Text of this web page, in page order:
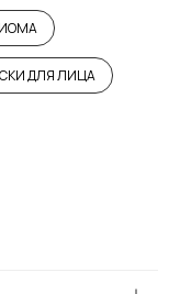
ДЛЯ ЛИЦА